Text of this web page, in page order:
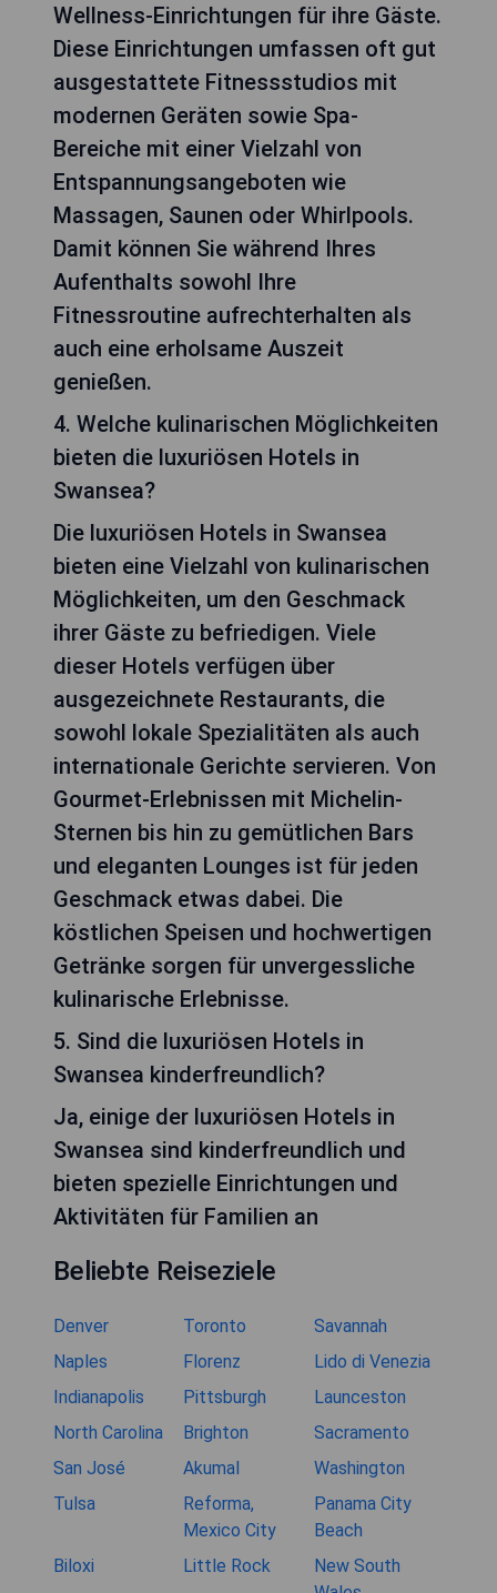
Wellness-Einrichtungen für ihre Gäste.
Diese Einrichtungen umfassen oft gut
ausgestattete Fitnessstudios mit
modernen Geräten sowie Spa-
Bereiche mit einer Vielzahl von
Entspannungsangeboten wie
Massagen, Saunen oder Whirlpools.
Damit können Sie während Ihres
Aufenthalts sowohl Ihre
Fitnessroutine aufrechterhalten als
auch eine erholsame Auszeit
genießen.
4. Welche kulinarischen Möglichkeiten
bieten die luxuriösen Hotels in
Swansea?
Die luxuriösen Hotels in Swansea
bieten eine Vielzahl von kulinarischen
Möglichkeiten, um den Geschmack
ihrer Gäste zu befriedigen. Viele
dieser Hotels verfügen über
ausgezeichnete Restaurants, die
sowohl lokale Spezialitäten als auch
internationale Gerichte servieren. Von
Gourmet-Erlebnissen mit Michelin-
Sternen bis hin zu gemütlichen Bars
und eleganten Lounges ist für jeden
Geschmack etwas dabei. Die
köstlichen Speisen und hochwertigen
Getränke sorgen für unvergessliche
kulinarische Erlebnisse.
5. Sind die luxuriösen Hotels in
Swansea kinderfreundlich?
Ja, einige der luxuriösen Hotels in
Swansea sind kinderfreundlich und
bieten spezielle Einrichtungen und
Aktivitäten für Familien an
Beliebte Reiseziele
Denver Toronto
Savannah
Naples
Florenz
Lido di Venezia
Indianapolis
Pittsburgh
Launceston
North Carolina
Brighton
Sacramento
San José
Akumal
Washington
Tulsa
Reforma,
Mexico City
Panama City
Beach
Biloxi
Little Rock
New South